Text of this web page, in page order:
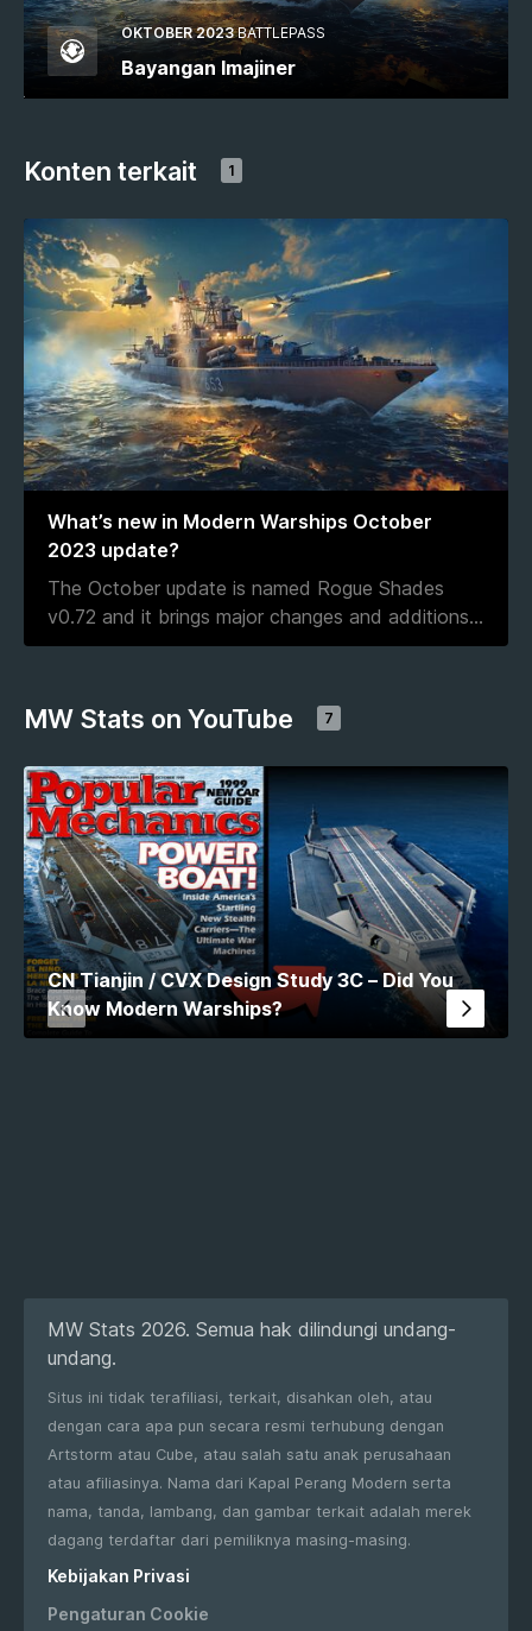
OKTOBER 2023 BATTLEPASS
Bayangan Imajiner
Konten terkait 1
What’s new in Modern Warships October
2023 update?
The October update is named Rogue Shades
v0.72 and it brings major changes and additions...
MW Stats on YouTube 7
CN Tianjin / CVX Design Study 3C – Did You
Know Modern Warships?
MW Stats 2026. Semua hak dilindungi undang-
undang.
Situs ini tidak terafiliasi, terkait, disahkan oleh, atau
dengan cara apa pun secara resmi terhubung dengan
Artstorm atau Cube, atau salah satu anak perusahaan
atau afiliasinya. Nama dari Kapal Perang Modern serta
nama, tanda, lambang, dan gambar terkait adalah merek
dagang terdaftar dari pemiliknya masing-masing.
Kebijakan Privasi
Pengaturan Cookie